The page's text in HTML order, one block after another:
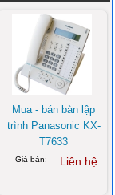
Mua - bán bàn lập
trình Panasonic KX-
T7633
Giá bán: Liên hệ